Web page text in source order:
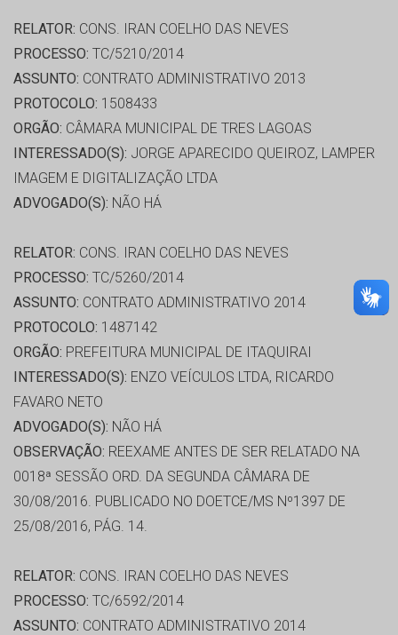
RELATOR: CONS. IRAN COELHO DAS NEVES
PROCESSO: TC/5210/2014
ASSUNTO: CONTRATO ADMINISTRATIVO 2013
PROTOCOLO: 1508433
ORGÃO: CÂMARA MUNICIPAL DE TRES LAGOAS
INTERESSADO(S): JORGE APARECIDO QUEIROZ, LAMPER
IMAGEM E DIGITALIZAÇÃO LTDA
ADVOGADO(S): NÃO HÁ
RELATOR: CONS. IRAN COELHO DAS NEVES
PROCESSO: TC/5260/2014
ASSUNTO: CONTRATO ADMINISTRATIVO 2014
PROTOCOLO: 1487142
ORGÃO: PREFEITURA MUNICIPAL DE ITAQUIRAI
INTERESSADO(S): ENZO VEÍCULOS LTDA, RICARDO
FAVARO NETO
ADVOGADO(S): NÃO HÁ
OBSERVAÇÃO: REEXAME ANTES DE SER RELATADO NA
0018ª SESSÃO ORD. DA SEGUNDA CÂMARA DE
30/08/2016. PUBLICADO NO DOETCE/MS Nº1397 DE
25/08/2016, PÁG. 14.
RELATOR: CONS. IRAN COELHO DAS NEVES
PROCESSO: TC/6592/2014
ASSUNTO: CONTRATO ADMINISTRATIVO 2014